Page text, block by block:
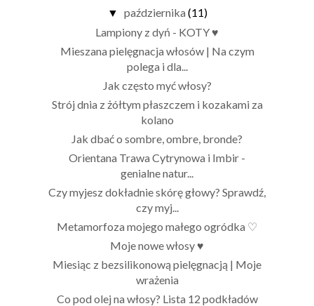
▼ października (11)
Lampiony z dyń - KOTY ♥
Mieszana pielęgnacja włosów | Na czym
polega i dla...
Jak często myć włosy?
Strój dnia z żółtym płaszczem i kozakami za
kolano
Jak dbać o sombre, ombre, bronde?
Orientana Trawa Cytrynowa i Imbir -
genialne natur...
Czy myjesz dokładnie skórę głowy? Sprawdź,
czy myj...
Metamorfoza mojego małego ogródka ♡
Moje nowe włosy ♥
Miesiąc z bezsilikonową pielęgnacją | Moje
wrażenia
Co pod olej na włosy? Lista 12 podkładów